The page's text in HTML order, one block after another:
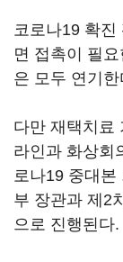
코로나19 확진
면 접촉이 필
은 모두 연기한
다만 재택치료
라인과 화상회
로나19 중대본
부 장관과 제2
으로 진행된다.